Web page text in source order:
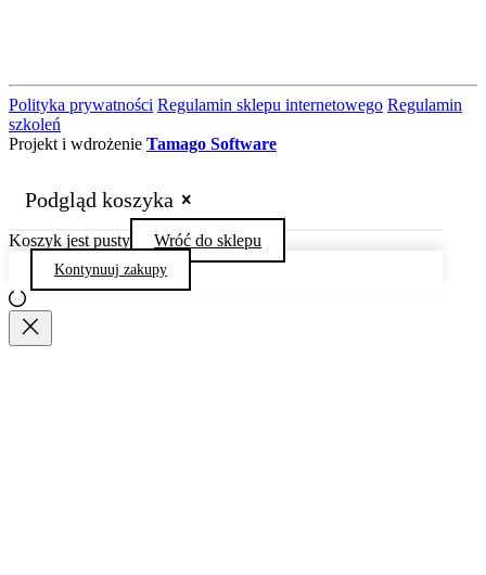
Polityka prywatności Regulamin sklepu internetowego Regulamin
szkoleń
Projekt i wdrożenie Tamago Software
Podgląd koszyka
Koszyk jest pusty Wróć do sklepu
Kontynuuj zakupy